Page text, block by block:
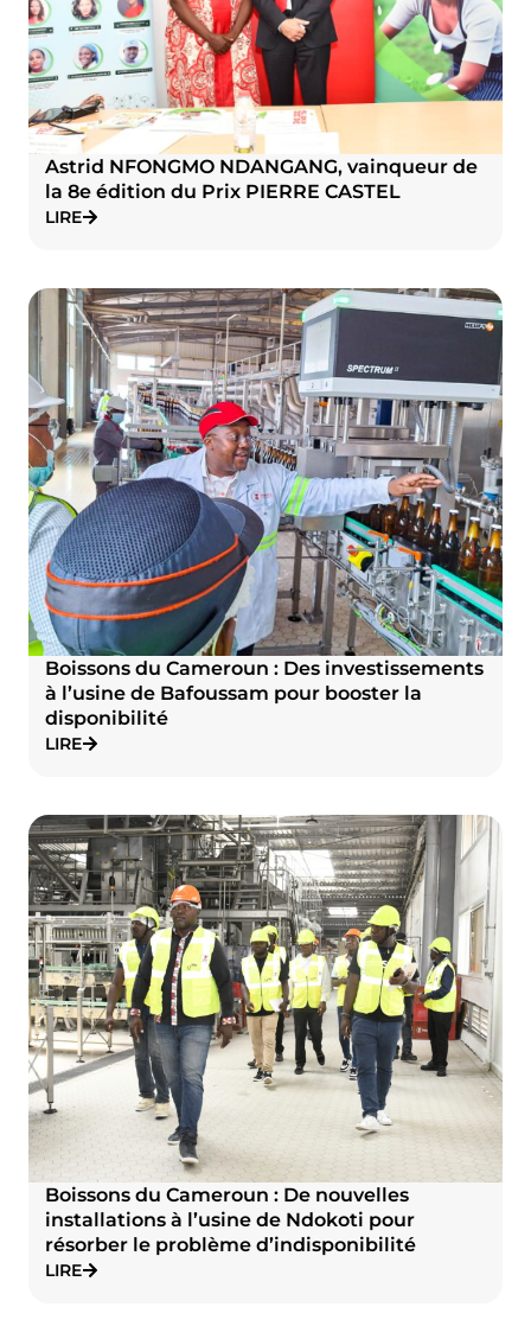
Astrid NFONGMO NDANGANG, vainqueur de
la 8e édition du Prix PIERRE CASTEL
LIRE
Boissons du Cameroun : Des investissements
à l’usine de Bafoussam pour booster la
disponibilité
LIRE
Boissons du Cameroun : De nouvelles
installations à l’usine de Ndokoti pour
résorber le problème d’indisponibilité
LIRE